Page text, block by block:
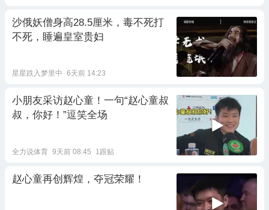
沙俄妖僧身高28.5厘米，毒不死打
不死，睡遍皇室贵妇
星星跌入梦里中 6天前 14:23
小朋友采访赵心童！一句“赵心童叔
叔，你好！”逗笑全场
全力说体育 9天前 08:45 1跟贴
赵心童再创辉煌，夺冠荣耀！